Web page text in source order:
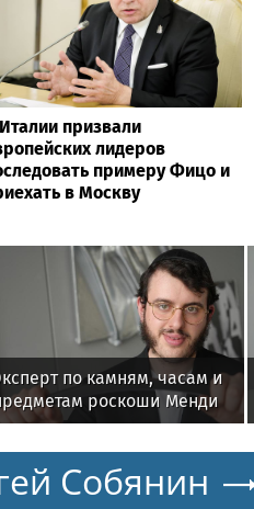
призвали
лидеров
примеру Фицо и
в Москву
по камням, часам и
роскоши Менди
какие украшения
любят солнца моря и
бассейн
Собянин